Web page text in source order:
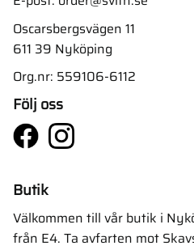
Oscarsbergsvägen 11
611 39 Nyköping
Org.nr: 559106-6112
Följ oss
Butik
Välkommen till vår butik i
från E4. Ta avfarten mot